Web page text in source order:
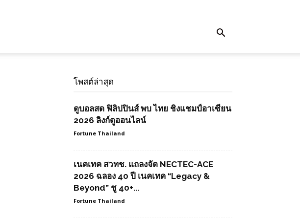
โพสต์ล่าสุด
ดูบอลสด ฟิลิปปินส์ พบ ไทย ชิงแชมป์อาเซียน
2026 ลิงก์ดูออนไลน์
Fortune Thailand
เนคเทค สวทช. แถลงจัด NECTEC-ACE
2026 ฉลอง 40 ปี เนคเทค “Legacy &
Beyond” ชู 40+...
Fortune Thailand